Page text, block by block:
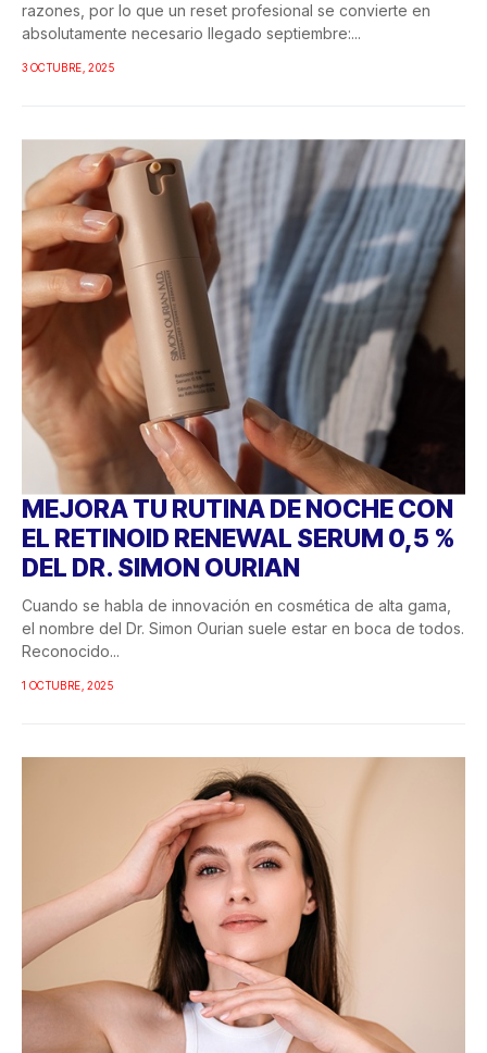
razones, por lo que un reset profesional se convierte en
absolutamente necesario llegado septiembre:...
3 OCTUBRE, 2025
MEJORA TU RUTINA DE NOCHE CON
EL RETINOID RENEWAL SERUM 0,5 %
DEL DR. SIMON OURIAN
Cuando se habla de innovación en cosmética de alta gama,
el nombre del Dr. Simon Ourian suele estar en boca de todos.
Reconocido...
1 OCTUBRE, 2025